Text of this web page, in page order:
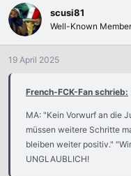
k
t
i
o
n
scusi81
Well-Known Member
19 April 2025
French-FCK-Fan schrieb:
MA: "Kein Vorwurf an die
müssen weitere Schritte
bleiben weiter positiv."
UNGLAUBLICH!